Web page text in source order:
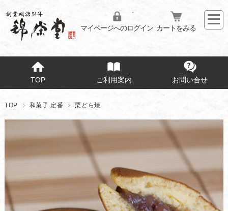
マイページへのログイン カートをみる
TOP ご利用案内 お問い合せ
TOP 和菓子 定番 栗どら焼